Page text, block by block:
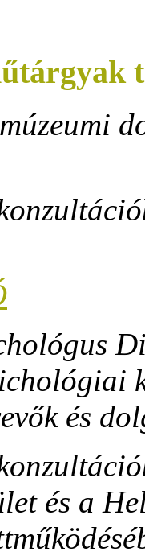
és
és a